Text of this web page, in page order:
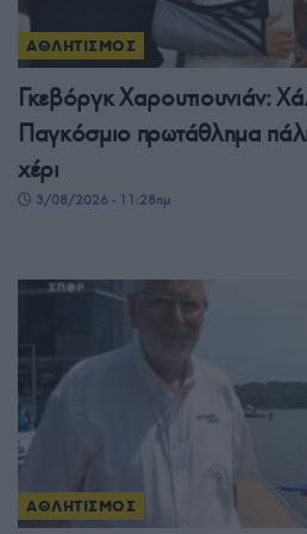
ΑΘΛΗΤΙΣΜΟΣ
Γκεβόργκ Χαρουτιουνιάν:
Παγκόσμιο πρωτάθλημα
χέρι
3/08/2026 - 11:28πμ
ΑΘΛΗΤΙΣΜΟΣ